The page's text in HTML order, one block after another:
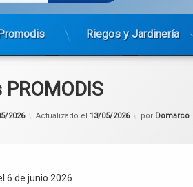
Riegos y Jardinería
2026 Actualizado el 13/05/2026 por Domarco
6 de junio 2026